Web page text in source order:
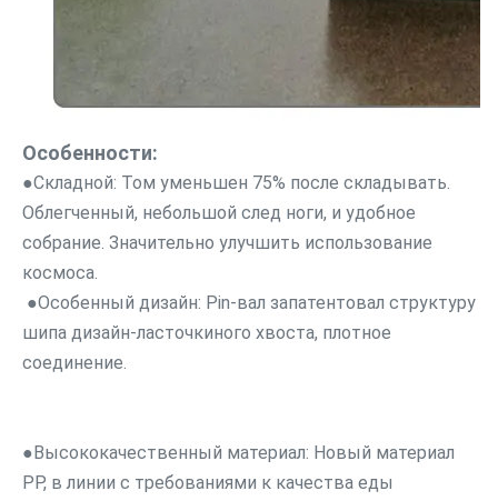
Особенности:
●Складной: Том уменьшен 75% после складывать.
Облегченный, небольшой след ноги, и удобное
собрание. Значительно улучшить использование
космоса.
●Особенный дизайн: Pin-вал запатентовал структуру
шипа дизайн-ласточкиного хвоста, плотное
соединение.
●Высококачественный материал: Новый материал
PP, в линии с требованиями к качества еды